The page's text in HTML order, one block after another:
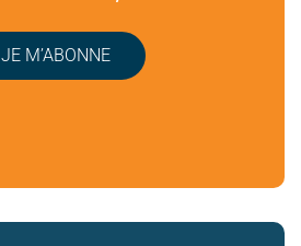
JE M’ABONNE